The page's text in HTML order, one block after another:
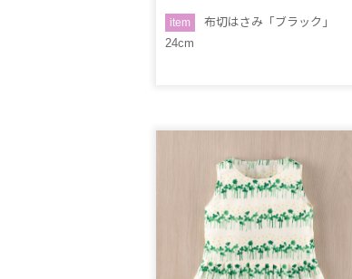
item
布切はさみ「ブラック」
24cm